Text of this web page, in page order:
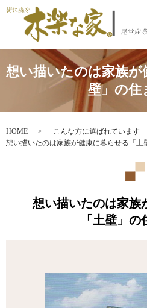
想い描いたのは家族
壁」の住
HOME
こんな方に選ばれています
想い描いたのは家族が健康に暮らせる「土
想い描いたのは家族
「土壁」の